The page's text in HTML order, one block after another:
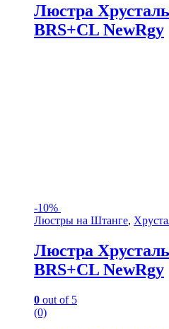
Люстра
BRS+CL NewRgy
-10%
Люстры на Штанге,
Люстра
BRS+CL NewRgy
0 out of 5
(0)